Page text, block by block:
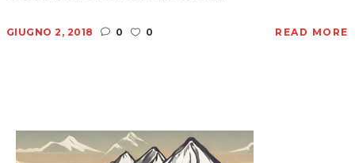
GIUGNO 2, 2018 0 0 READ MORE